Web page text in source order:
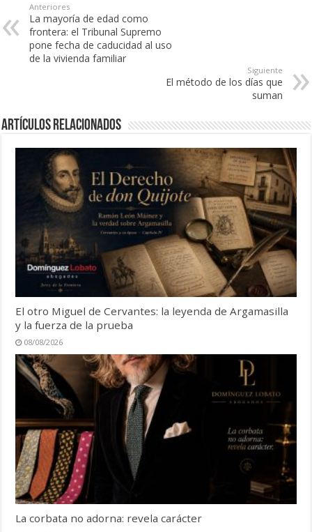
Anteriores
La mayoría de edad como
frontera: el Tribunal Supremo
pone fecha de caducidad al uso
de la vivienda familiar
Siguiente
El método de los días que
suman
Artículos Relacionados
El otro Miguel de Cervantes: la leyenda de Argamasilla
y la fuerza de la prueba
08/08/2026
La corbata no adorna: revela carácter